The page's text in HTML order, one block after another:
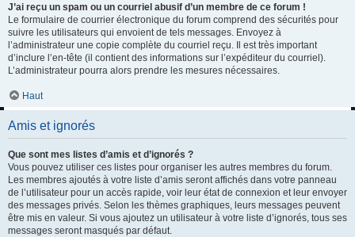
J’ai reçu un spam ou un courriel abusif d’un membre de ce forum !
Le formulaire de courrier électronique du forum comprend des sécurités pour
suivre les utilisateurs qui envoient de tels messages. Envoyez à
l’administrateur une copie complète du courriel reçu. Il est très important
d’inclure l’en-tête (il contient des informations sur l’expéditeur du courriel).
L’administrateur pourra alors prendre les mesures nécessaires.
Haut
Amis et ignorés
Que sont mes listes d’amis et d’ignorés ?
Vous pouvez utiliser ces listes pour organiser les autres membres du forum.
Les membres ajoutés à votre liste d’amis seront affichés dans votre panneau
de l’utilisateur pour un accès rapide, voir leur état de connexion et leur envoyer
des messages privés. Selon les thèmes graphiques, leurs messages peuvent
être mis en valeur. Si vous ajoutez un utilisateur à votre liste d’ignorés, tous ses
messages seront masqués par défaut.